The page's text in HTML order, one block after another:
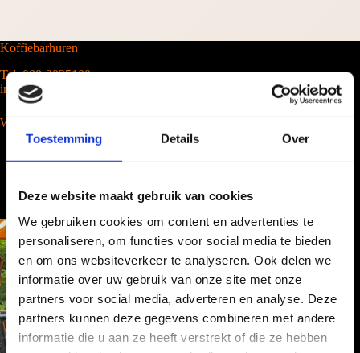
Toestemming Details Over
Deze website maakt gebruik van cookies
We gebruiken cookies om content en advertenties te
personaliseren, om functies voor social media te bieden
en om ons websiteverkeer te analyseren. Ook delen we
informatie over uw gebruik van onze site met onze
partners voor social media, adverteren en analyse. Deze
partners kunnen deze gegevens combineren met andere
informatie die u aan ze heeft verstrekt of die ze hebben
Koffiebarhuren
Tel. 088-2035100
info@barcompany.nl
Wij werken landelijk